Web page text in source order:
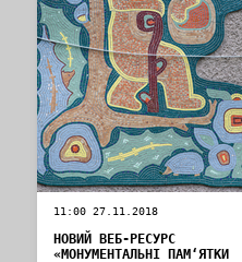
11:00 27.11.2018
НОВИЙ ВЕБ-РЕСУРС
«МОНУМЕНТАЛЬНІ ПАМ‘ЯТКИ